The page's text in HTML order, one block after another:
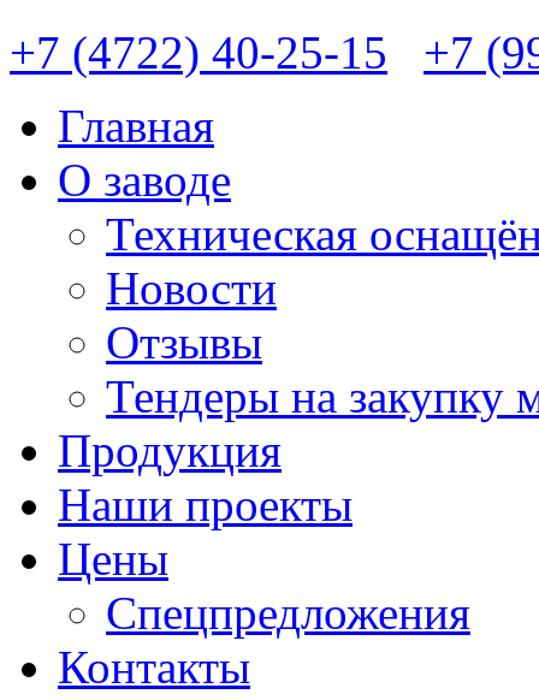
+7 (4722) 40-25-15
+7
Главная
О заводе
Техническая
Новости
Отзывы
Тендеры на закупку
Продукция
Наши проекты
Цены
Спецпредложения
Контакты